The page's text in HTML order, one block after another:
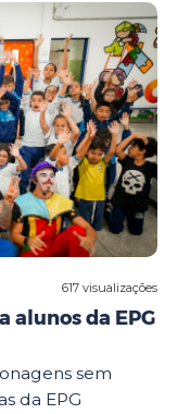
617 visualizações
da EPG
sem
da EPG